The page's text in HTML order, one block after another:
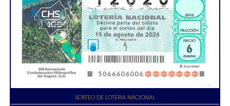
SORTEO DE LOTERIA NACIONAL